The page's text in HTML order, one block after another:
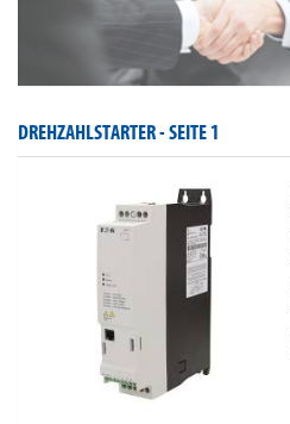
DREHZAHLSTARTER -SEITE 1